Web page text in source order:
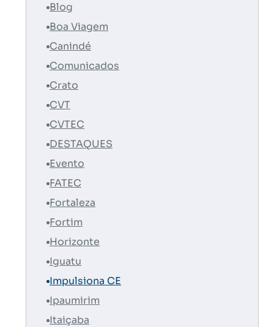
Blog
Boa Viagem
Canindé
Comunicados
Crato
CVT
CVTEC
DESTAQUES
Evento
FATEC
Fortaleza
Fortim
Horizonte
Iguatu
Impulsiona CE
Ipaumirim
Itaiçaba